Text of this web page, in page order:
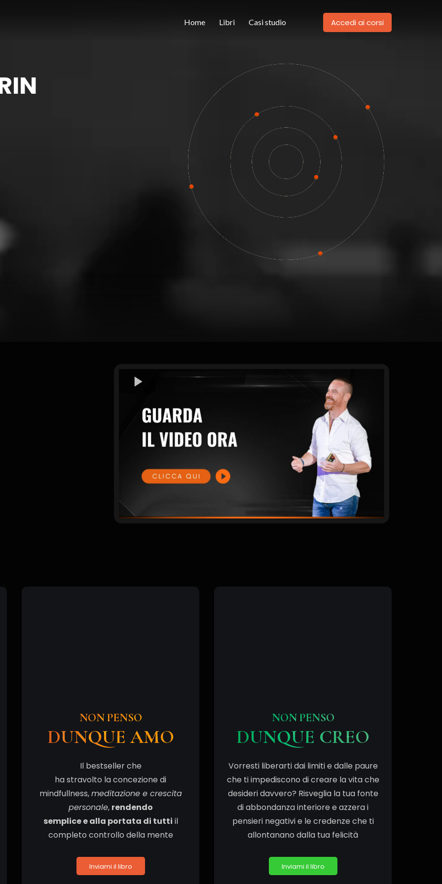
Home Libri Casi studio Accedi ai corsi
NON PENSO
DUNQUE AMO
Il bestseller che
ha stravolto la concezione di
mindfullness,meditazione e crescita
personale, rendendo
semplice e alla portata di tutti il
completo controllo della mente
Inviami il libro
NON PENSO
DUNQUE CREO
Vorresti liberarti dai limiti e dalle paure
che ti impediscono di creare la vita che
desideri davvero? Risveglia la tua fonte
di abbondanza interiore e azzera i
pensieri negativi e le credenze che ti
allontanano dalla tua felicità
Inviami il libro